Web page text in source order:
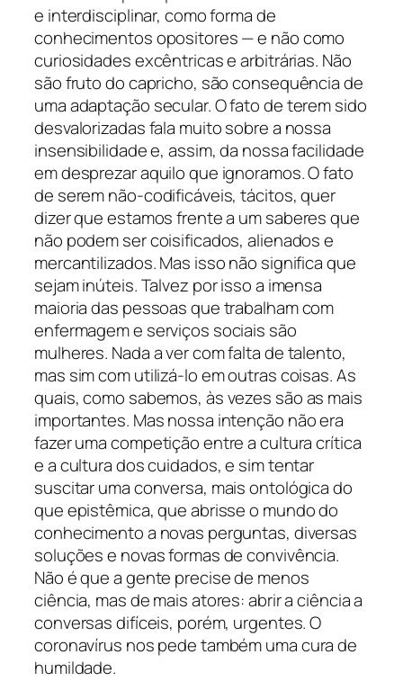
e interdisciplinar, como forma de
conhecimentos opositores — e não como
curiosidades excêntricas e arbitrárias. Não
são fruto do capricho, são consequência de
uma adaptação secular. O fato de terem sido
desvalorizadas fala muito sobre a nossa
insensibilidade e, assim, da nossa facilidade
em desprezar aquilo que ignoramos. O fato
de serem não-codificáveis, tácitos, quer
dizer que estamos frente a um saberes que
não podem ser coisificados, alienados e
mercantilizados. Mas isso não significa que
sejam inúteis. Talvez por isso a imensa
maioria das pessoas que trabalham com
enfermagem e serviços sociais são
mulheres. Nada a ver com falta de talento,
mas sim com utilizá-lo em outras coisas. As
quais, como sabemos, às vezes são as mais
importantes. Mas nossa intenção não era
fazer uma competição entre a cultura crítica
e a cultura dos cuidados, e sim tentar
suscitar uma conversa, mais ontológica do
que epistêmica, que abrisse o mundo do
conhecimento a novas perguntas, diversas
soluções e novas formas de convivência.
Não é que a gente precise de menos
ciência, mas de mais atores: abrir a ciência a
conversas difíceis, porém, urgentes. O
coronavírus nos pede também uma cura de
humildade.